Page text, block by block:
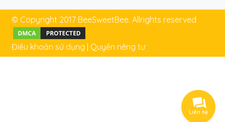
© Copyright 2017 BeeSweetBee. Allrights reserved
Điều khoản sử dụng | Quyền riêng tư
Liên hệ